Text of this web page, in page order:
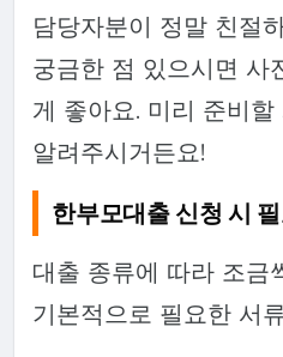
담당자분이 정말 친절
궁금한 점 있으시면 사
게 좋아요. 미리 준비할
알려주시거든요!
한부모대출 신청 시
대출 종류에 따라 조금
기본적으로 필요한 서